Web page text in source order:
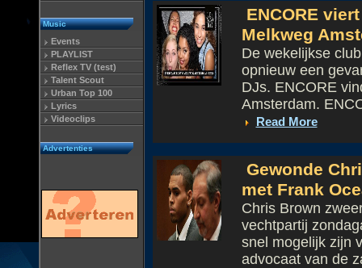
Music
Events
PLAYLIST
Reflex TV (test)
Talent Scout
Urban Top 100
Lyrics
Videoclips
Advertenties
ENCORE
Melkweg
De wekelijkse
opnieuw een
DJs. ENCORE
Amsterdam.
Read More
Gewonde
met Frank
Chris Brown
vechtpartij
snel mogelijk zijn
advocaat van de